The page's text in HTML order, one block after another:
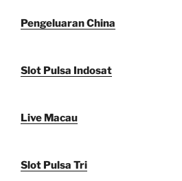
Pengeluaran China
Slot Pulsa Indosat
Live Macau
Slot Pulsa Tri